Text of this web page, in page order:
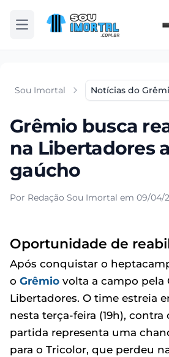
Abrir menu
Sou Imortal Notícias do
Grêmio busca
na Libertadores
gaúcho
Por Redação Sou Imortal em 09/04/
Oportunidade de
Após conquistar o
o Grêmio volta a campo pela
Libertadores. O time estreia
nesta terça-feira (19h),
partida representa uma
para o Tricolor, que perdeu